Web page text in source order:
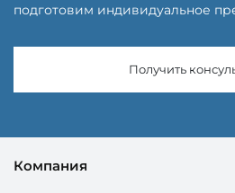
подготовим индивидуальное
Получить
Компания